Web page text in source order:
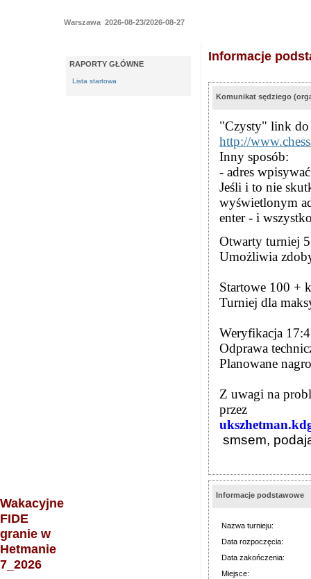
Wakacyjne
FIDE
granie w
Hetmanie
7_2026
Warszawa 2026-08-23/2026-08-27
RAPORTY GŁÓWNE
Lista startowa
Informacje
Komunikat sędziego
"Czysty" link do
http://
Inny sposób:
- adres
Jeśli i to nie
wyświetlonym
enter - i
Otwarty turniej
Umożliwia
Startowe 100 +
Turniej dla
Weryfikacja
Odprawa
Planowane
Z uwagi na
przez
smsem,
Informacje podstawowe
Nazwa turnieju:
Data rozpoczęcia:
Data zakończenia:
Miejsce: